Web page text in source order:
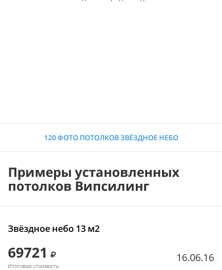
120 ФОТО ПОТОЛКОВ ЗВЁЗДНОЕ НЕБО
Примеры установленных
потолков Випсилинг
Звёздное небо 13 м2
69721
Итоговая стоимость
16.06.16